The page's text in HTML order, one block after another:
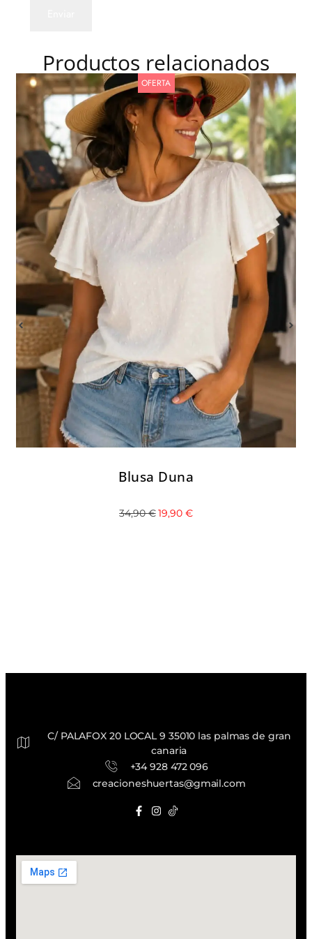
Productos relacionados
OFERTA
Cami fox
29,90€ 19,90
C/ PALAFOX 20 LOCAL 9 35010 las palmas de gran
canaria
+34 928 472 096
creacioneshuertas@gmail.com